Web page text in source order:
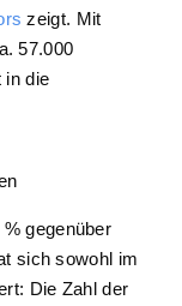
zeigt. Mit
57.000
in die
gegenüber
sich sowohl im
Die Zahl der